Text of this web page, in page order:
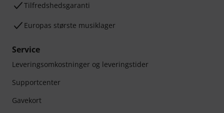
Tilfredshedsgaranti
Europas største musiklager
Service
Leveringsomkostninger og leveringstider
Supportcenter
Gavekort